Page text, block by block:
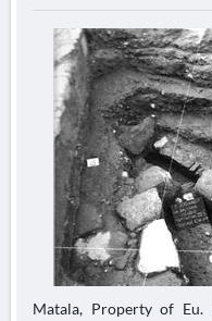
Matala, Property of Eu.